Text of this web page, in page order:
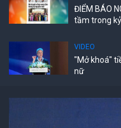
ĐIỂM BÁO
tầm trong
VIDEO
"Mở khoá"
nữ